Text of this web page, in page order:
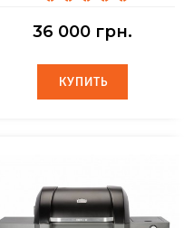
36 000 грн.
КУПИТЬ
КУПИТЬ